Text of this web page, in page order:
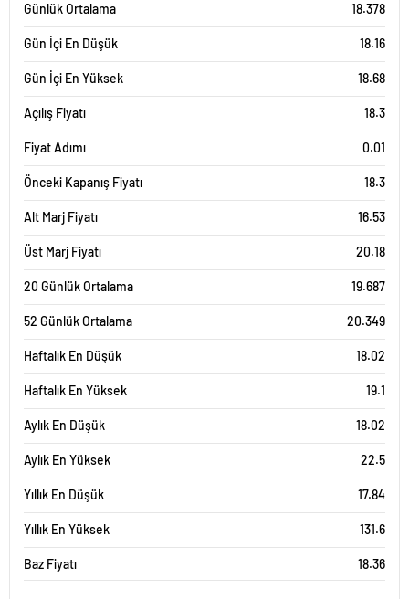
Günlük Ortalama 18.378
Gün İçi En Düşük 18.16
Gün İçi En Yüksek 18.68
Açılış Fiyatı 18.3
Fiyat Adımı 0.01
Önceki Kapanış Fiyatı 18.3
Alt Marj Fiyatı 16.53
Üst Marj Fiyatı 20.18
20 Günlük Ortalama 19.687
52 Günlük Ortalama 20.349
Haftalık En Düşük 18.02
Haftalık En Yüksek 19.1
Aylık En Düşük 18.02
Aylık En Yüksek 22.5
Yıllık En Düşük 17.84
Yıllık En Yüksek 131.6
Baz Fiyatı 18.36